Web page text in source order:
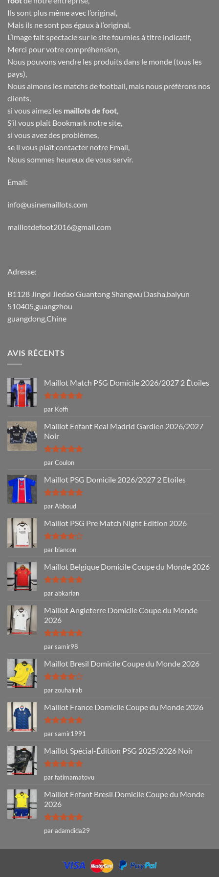
Ils sont plus même avec l’original,
Mais ils ne sont pas égaux à l’original,
L’image fait spectacle sur le site fournies à titre indicatif,
Merci pour votre compréhension,
Nous pouvons vendre les produits dans le monde (tous les
pays),
Nous aimons les matchs de football, mais nous préférons nos
clients,
si vous aimez les maillots de foot,
S’il vous plaît Bookmark notre site,
si vous avez des problèmes,
se il vous plaît contacter notre Email,
Nous sommes heureux de vous servir.
Email:
info@usinemaillots.com
maillotdefoot2016@gmail.com
Adresse:
B1128 Jingxi Jiedao Guantong Shangwu Dasha,baiyun
510405,guangzhou
guangdong,Chine
AVIS RÉCENTS
Maillot Match PSG Domicile 2026/2027 2 Étoiles
Note5sur
5
par Koffi
Maillot Enfant Real Madrid Gardien 2026/2027
Noir
Note5sur
5
par Coulon
Maillot PSG Domicile 2026/2027 2 Etoiles
Note5sur
5
par Abboud
Maillot PSG Pre Match Night Edition 2026
Note4
sur 5
par blancon
Maillot Belgique Domicile Coupe du Monde 2026
Note5sur
5
par abkarian
Maillot Angleterre Domicile Coupe du Monde
2026
Note5sur
5
par samir98
Maillot Bresil Domicile Coupe du Monde 2026
Note4
sur 5
par zouhairab
Maillot France Domicile Coupe du Monde 2026
Note5sur
5
par samir1991
Maillot Spécial-Édition PSG 2025/2026 Noir
Note5sur
5
par fatimamatovu
Maillot Enfant Bresil Domicile Coupe du Monde
2026
Note5sur
5
par adamdida29